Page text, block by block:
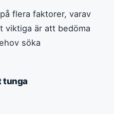
flera faktorer, varav
viktiga är att bedöma
söka
tunga